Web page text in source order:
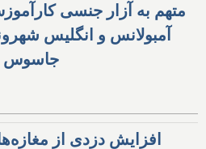
متهم به آزار جنسی
آمبولانس و انگلیس
جاسوس
افزایش دزدی از